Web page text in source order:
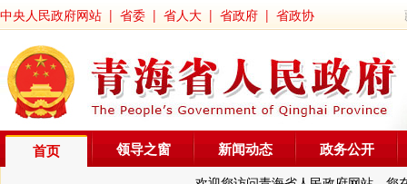
中央人民政府网站 | 省委 | 省人大 | 省政府 | 省政协
首页 领导之窗 新闻动态 政务公开